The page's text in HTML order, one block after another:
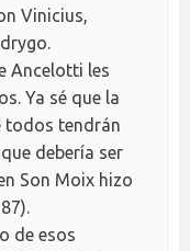
Vinicius,
Ancelotti les
Ya sé que la
todos tendrán
debería ser
Son Moix hizo
de esos